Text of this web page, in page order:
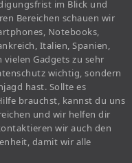
im Blick und
Bereichen schauen wir
Notebooks,
Italien, Spanien,
Gadgets zu sehr
wichtig, sondern
hast. Sollte es
brauchst, kannst du uns
und wir helfen dir
wir auch den
damit wir alle